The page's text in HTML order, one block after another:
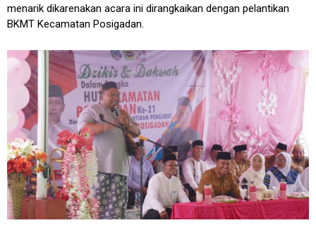
menarik dikarenakan acara ini dirangkaikan dengan pelantikan
BKMT Kecamatan Posigadan.